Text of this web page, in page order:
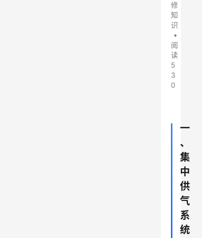
修
知
识
•
阅
读
5
3
0
一
、
集
中
供
气
系
统